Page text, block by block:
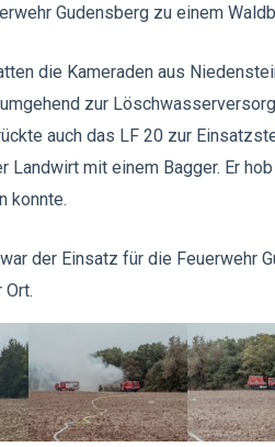
Gudensberg zu einem
die Kameraden aus
zur
auch das LF 20 zur
Landwirt mit einem Bagger. Er
konnte.
der Einsatz für die Feuerwehr
Ort.